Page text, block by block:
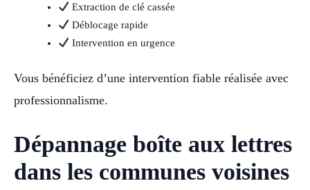
Extraction de clé cassée
Déblocage rapide
Intervention en urgence
Vous bénéficiez d’une intervention fiable réalisée avec
professionnalisme.
Dépannage boîte aux lettres
dans les communes voisines